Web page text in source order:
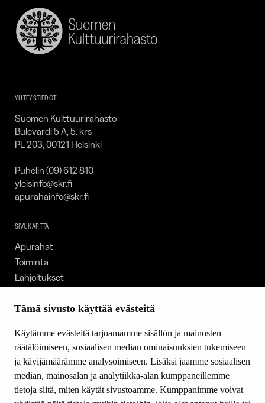
Tämä sivusto käyttää evästeitä
Käytämme evästeitä tarjoamamme sisällön ja mainosten
räätälöimiseen, sosiaalisen median ominaisuuksien tukemiseen
ja kävijämäärämme analysoimiseen. Lisäksi jaamme sosiaalisen
median, mainosalan ja analytiikka-alan kumppaneillemme
tietoja siitä, miten käytät sivustoamme. Kumppanimme voivat
Suomen
Kulttuurirahasto
YHTEYSTIEDOT
Suomen Kulttuurirahasto
Bulevardi 5 A, 5. krs
PL 203, 00121 Helsinki
Puhelin (09) 612 810
yleisinfo@skr.fi
apurahainfo@skr.fi
SIVUKARTTA
Apurahat
Toiminta
Lahjoitukset
Ajankohtaista
Yhteystiedot
SEURAA MEITÄ
Facebook